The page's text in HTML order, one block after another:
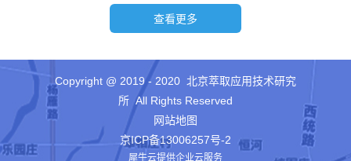
Copyright @ 2019 - 2020 北京萃取应用技术研究
所 All Rights Reserved
网站地图
京ICP备13006257号-2
犀牛云提供企业云服务